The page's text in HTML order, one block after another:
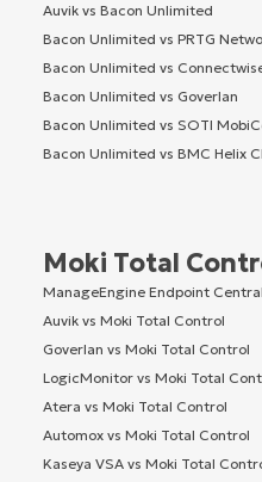
Auvik vs Bacon Unlimited
Bacon Unlimited vs PRTG
Bacon Unlimited vs
Bacon Unlimited vs Goverlan
Bacon Unlimited vs SOTI
Bacon Unlimited vs BMC Helix
Moki Total
ManageEngine Endpoint
Auvik vs Moki Total Control
Goverlan vs Moki Total Control
LogicMonitor vs Moki Total
Atera vs Moki Total Control
Automox vs Moki Total Control
Kaseya VSA vs Moki Total